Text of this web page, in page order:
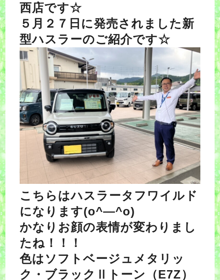
西店です☆
５月２７日に発売されました新
型ハスラーのご紹介です☆
こちらはハスラータフワイルド
になります(o^―^o)
かなりお顔の表情が変わりまし
たね！！！
色はソフトベージュメタリッ
ク・ブラックⅡトーン（E7Z）